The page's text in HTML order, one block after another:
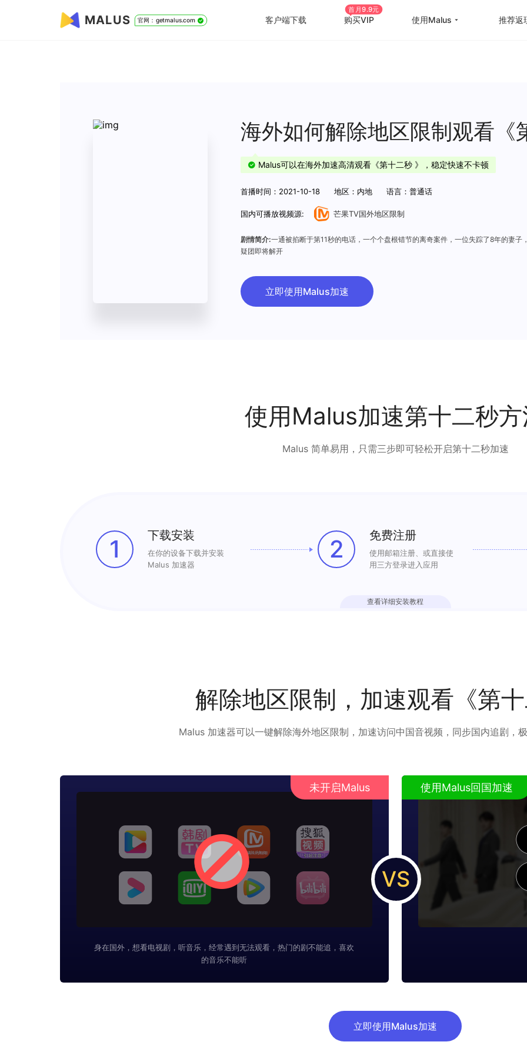
MALUS 官网：getmalus.com 客户端下载 购买VIP
首月9.9元
使用Malus
高级定制
使用帮助
海外
推荐返
海外如何解除地区限制观看《
Malus可以在海外加速高清观看《第十二秒 》，稳定快速不卡顿
首播时间：2021-10-18 地区：内地 语言：普通话
国内可播放视频源: 芒果TV国外地区限制
剧情简介:一通被掐断于第11秒的电话，一个个盘根错节的离奇案件，一位失踪了8年的妻
疑团即将解开
立即使用Malus加速
使用Malus加速第十二秒
Malus 简单易用，只需三步即可轻松开启第十二秒加速
1 下载安装
在你的设备下载并安装
Malus 加速器
2 免费注册
使用邮箱注册、或直接使
用三方登录进入应用
查看详细安装教程
解除地区限制，加速观看《第
Malus 加速器可以一键解除海外地区限制，加速访问中国音视频，同步国内追剧，
未开启Malus
身在国外，想看电视剧，听音乐，经常遇到无法观看，热门的剧不能追，喜欢
的音乐不能听
VS
使用Malus回国加速
立即使用Malus加速